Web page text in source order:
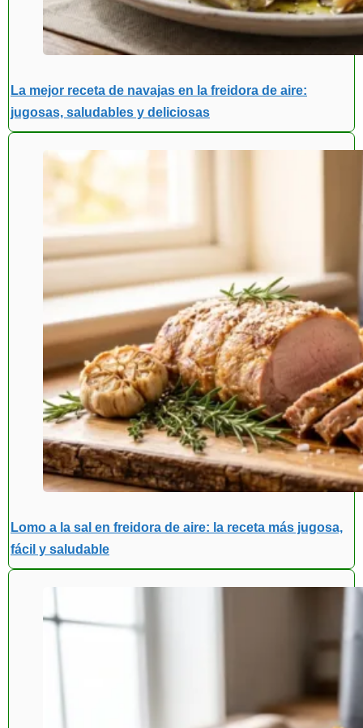
La mejor receta de navajas en la freidora de aire:
jugosas, saludables y deliciosas
Lomo a la sal en freidora de aire: la receta más jugosa,
fácil y saludable